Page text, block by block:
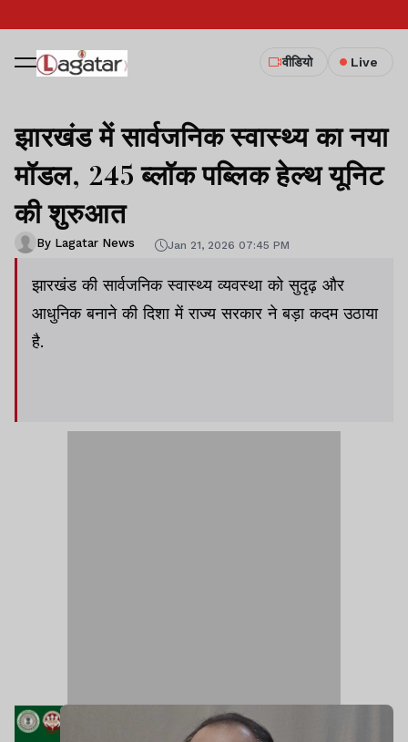
वीडियो Live
झारखंड में सार्वजनिक स्वास्थ्य का नया
मॉडल, 245 ब्लॉक पब्लिक हेल्थ यूनिट
की शुरुआत
By Lagatar News Jan 21, 2026 07:45 PM
झारखंड की सार्वजनिक स्वास्थ्य व्यवस्था को सुदृढ़ और
आधुनिक बनाने की दिशा में राज्य सरकार ने बड़ा कदम उठाया
है.